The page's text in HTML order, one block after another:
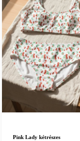
Pink Lady kétrészes